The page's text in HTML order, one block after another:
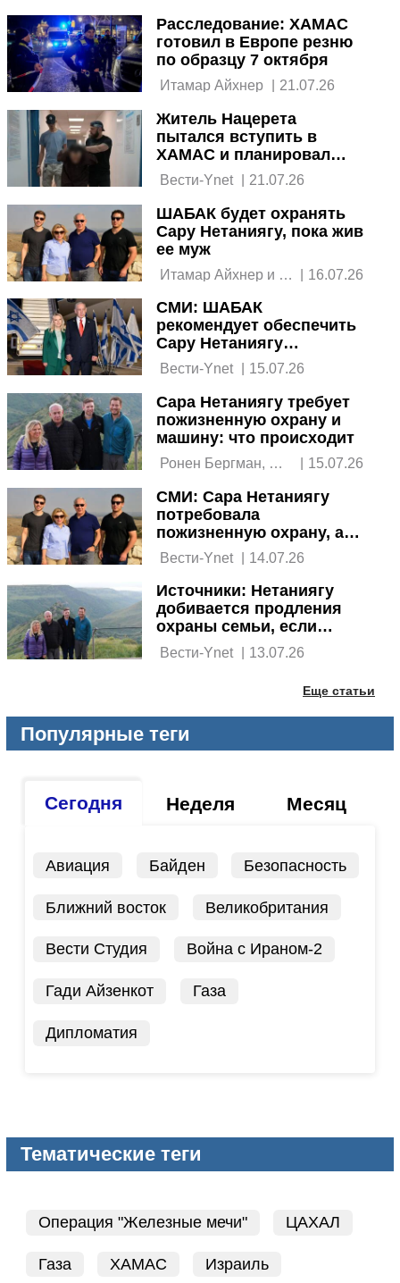
Расследование: ХАМАС
готовил в Европе резню
по образцу 7 октября
Итамар Айхнер 21.07.26
Житель Нацерета
пытался вступить в
ХАМАС и планировал
убить Бен-Гвира
Вести-Ynet | 21.07.26
ШАБАК будет охранять
Сару Нетаниягу, пока жив
ее муж
Итамар Айхнер и
| 16.07.26
СМИ: ШАБАК
рекомендует обеспечить
Сару Нетаниягу
пожизненной охраной
Вести-Ynet 15.07.26
Сара Нетаниягу требует
пожизненную охрану и
машину: что происходит
Ронен Бергман,
| 15.07.26
СМИ: Сара Нетаниягу
потребовала
пожизненную охрану, а
также служебную машину
с водителем
Вести-Ynet | 14.07.26
Источники: Нетаниягу
добивается продления
охраны семьи, если
проиграет выборы
Вести-Ynet | 13.07.26
Еще статьи
Популярные теги
Сегодня Неделя Месяц
Авиация Байден Безопасность
Ближний восток Великобритания
Вести Студия Война с Ираном-2
Гади Айзенкот Газа
Дипломатия
Тематические теги
Операция "Железные мечи" ЦАХАЛ
Газа ХАМАС Израиль